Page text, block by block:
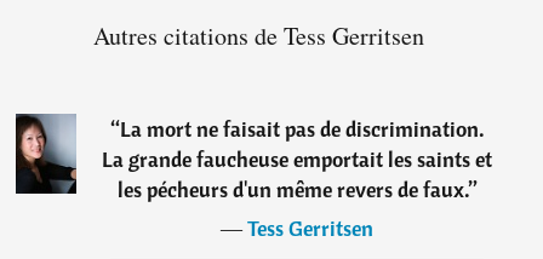
Autres citations de Tess Gerritsen
“La mort ne faisait pas de discrimination.
La grande faucheuse emportait les saints et
les pécheurs d'un même revers de faux.”
―Tess Gerritsen